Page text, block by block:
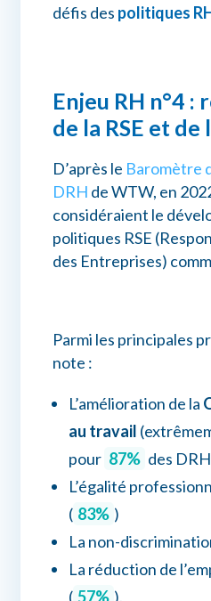
défis des politiques
Enjeu RH n°4 :
de la RSE et de
D’après le Baromètre
DRH de WTW, en
considéraient le
politiques RSE
des Entreprises)
Parmi les principales
note :
L’amélioration de la
au travail
pour 87% des
L’égalité
( 83% )
La non-
La réduction de
( 57% ).